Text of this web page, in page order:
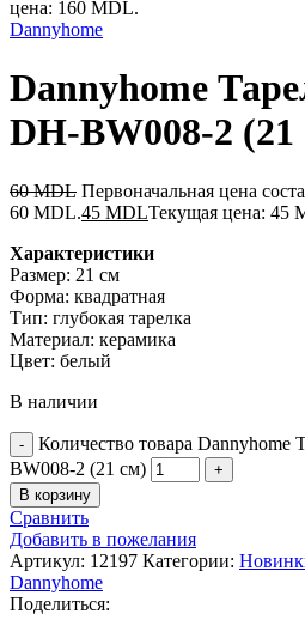
цена: 160 MDL.
Dannyhome
Dannyhome
DH-BW008-2
60MDL Первоначальная цена
60 MDL.45 MDLТекущая цена: 45
Характеристики
Размер: 21 см
Форма: квадратная
Тип: глубокая тарелка
Материал: керамика
Цвет: белый
В наличии
Количество товара Dannyhome
BW008-2 (21 cм)
В корзину
Сравнить
Добавить в пожелания
Артикул: 12197 Категории:
Dannyhome
Поделиться: